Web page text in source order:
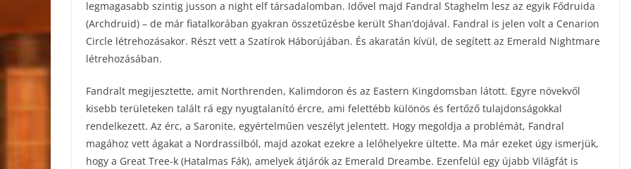
legmagasabb szintig jusson a night elf társadalomban. Idővel majd Fandral Staghelm lesz az egyik Fődruida
(Archdruid) – de már fiatalkorában gyakran összetűzésbe került Shan’dojával. Fandral is jelen volt a Cenarion
Circle létrehozásakor. Részt vett a Szatírok Háborújában. És akaratán kívül, de segített az Emerald Nightmare
létrehozásában.
Fandralt megijesztette, amit Northrenden, Kalimdoron és az Eastern Kingdomsban látott. Egyre növekvől
kisebb területeken talált rá egy nyugtalanító ércre, ami felettébb különös és fertőző tulajdonságokkal
rendelkezett. Az érc, a Saronite, egyértelműen veszélyt jelentett. Hogy megoldja a problémát, Fandral
magához vett ágakat a Nordrassilból, majd azokat ezekre a lelőhelyekre ültette. Ma már ezeket úgy ismerjük,
hogy a Great Tree-k (Hatalmas Fák), amelyek átjárók az Emerald Dreambe. Ezenfelül egy újabb Világfát is